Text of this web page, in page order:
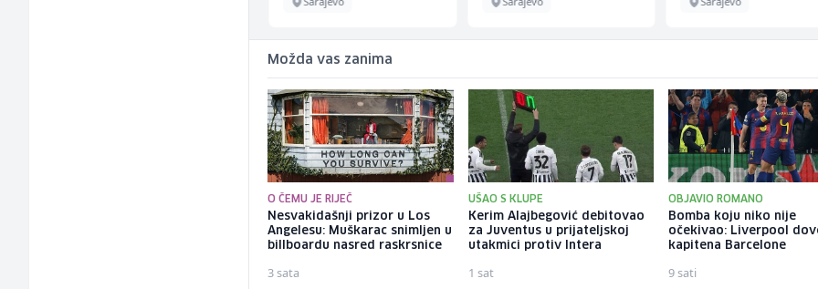
Možda vas zanima
O ČEMU JE RIJEČ
Nesvakidašnji prizor u Los
Angelesu: Muškarac snimljen u
billboardu nasred raskrsnice
3 sata
UŠAO S KLUPE
Kerim Alajbegović debitovao
za Juventus u prijateljskoj
utakmici protiv Intera
1 sat
OBJAVIO ROMANO
Bomba koju niko nije
očekivao: Liverpool
kapitena Barcelone
9 sati